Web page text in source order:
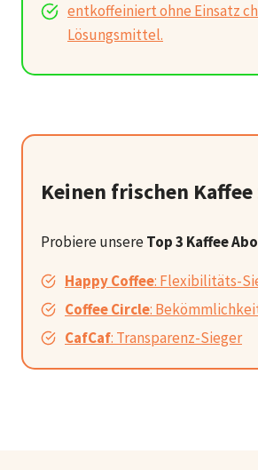
entkoffeiniert ohne Einsatz
Lösungsmittel.
Keinen frischen Kaffee
Probiere unsereTop 3 Kaffee
Happy Coffee: Flexibilitäts-
Coffee Circle:
CafCaf: Transparenz-Sieger